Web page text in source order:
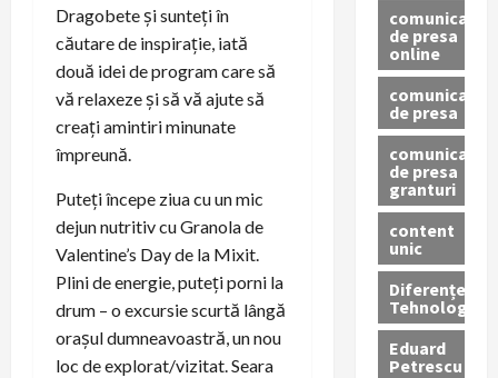
Dragobete și sunteți în
căutare de inspirație, iată
două idei de program care să
vă relaxeze și să vă ajute să
creați amintiri minunate
împreună.
Puteți începe ziua cu un mic
dejun nutritiv cu Granola de
Valentine’s Day de la Mixit.
Plini de energie, puteți porni la
drum – o excursie scurtă lângă
orașul dumneavoastră, un nou
loc de explorat/vizitat. Seara
comunicat
de presa
online
comunicate
de presa
comunicate
de presa
granturi
content
unic
Diferențe
Tehnologice
Eduard
Petrescu